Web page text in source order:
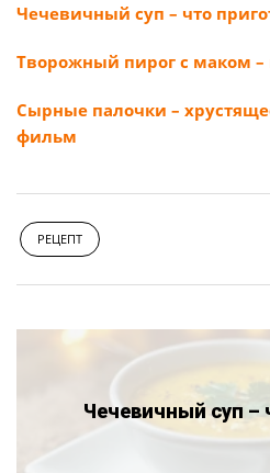
Чечевичный суп – что
Творожный пирог с маком
Сырные палочки –
фильм
РЕЦЕПТ
Чечевичный суп –